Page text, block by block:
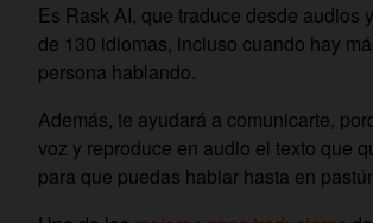
Es Rask AI, que traduce desde audios
de 130 idiomas, incluso cuando hay
persona hablando.
Además, te ayudará a comunicarte,
voz y reproduce en audio el texto que
para que puedas hablar hasta en